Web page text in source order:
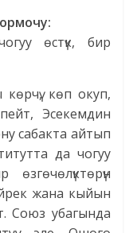
өстүк, бир
көп окуп,
Эсекемдин
сабакта айтып
да чогуу
жана кыйын
Союз убагында